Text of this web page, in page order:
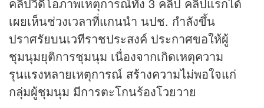
เผยเห็นช่วงเวลาที่แกนนำ นปช. กำลังขึ้น
ปราศรัยบนเวทีราชประสงค์ ประกาศขอให้ผู้
ชุมนุมยุติการชุมนุม เนื่องจากเกิดเหตุความ
รุนแรงหลายเหตุการณ์ สร้างความไม่พอใจแก่
กลุ่มผู้ชุมนุม มีการตะโกนร้องโวยวาย